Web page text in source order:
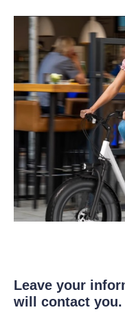
Leave your
will contact you.